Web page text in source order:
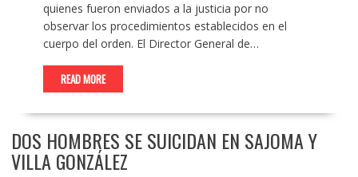
quienes fueron enviados a la justicia por no
observar los procedimientos establecidos en el
cuerpo del orden. El Director General de…
READ MORE
DOS HOMBRES SE SUICIDAN EN SAJOMA Y
VILLA GONZÁLEZ